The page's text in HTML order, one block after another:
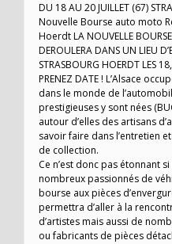
DU 18 AU 20 JUILLET (67)
Nouvelle Bourse auto moto
Hoerdt LA NOUVELLE
DEROULERA DANS UN LIEU
STRASBOURG HOERDT LES
PRENEZ DATE ! L’Alsace
dans le monde de
prestigieuses y sont nées
autour d’elles des artisans
savoir faire dans l’entretien
de collection.
Ce n’est donc pas étonnant
nombreux passionnés de
bourse aux pièces
permettra d’aller à la
d’artistes mais aussi de
ou fabricants de pièces